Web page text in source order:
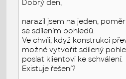
Dobrý den,
narazil jsem na jeden,
se sdílením pohledů.
Ve chvíli, když konstrukci
možné vytvořit sdílený
poslat klientovi ke schválení.
Existuje řešení?